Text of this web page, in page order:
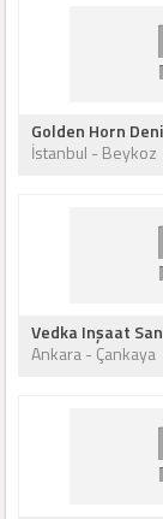
Golden Horn
İstanbul - Beykoz
Vedka Inşaat
Ankara - Çankaya